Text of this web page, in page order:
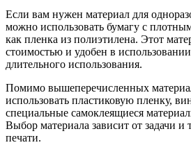
Если вам нужен материал для
можно использовать бумагу с
как пленка из полиэтилена. Этот
стоимостью и удобен в
длительного использования.
Помимо вышеперечисленных
использовать пластиковую пленку,
специальные самоклеящиеся
Выбор материала зависит от задачи и
печати.